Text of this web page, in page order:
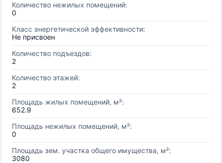
Количество нежилых помещений:
0
Класс энергетической эффективности:
Не присвоен
Количество подъездов:
2
Количество этажей:
2
Площадь жилых помещений, м²:
652.9
Площадь нежилых помещений, м²:
0
Площадь зем. участка общего имущества, м²:
3080